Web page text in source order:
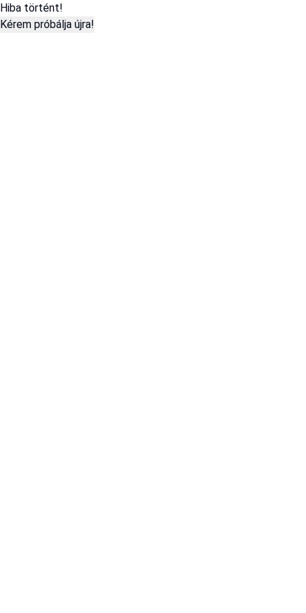
Hiba történt!
Kérem próbálja újra!